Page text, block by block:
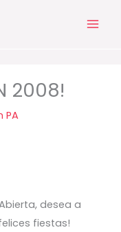
2008!
PA
desea a
fiestas!